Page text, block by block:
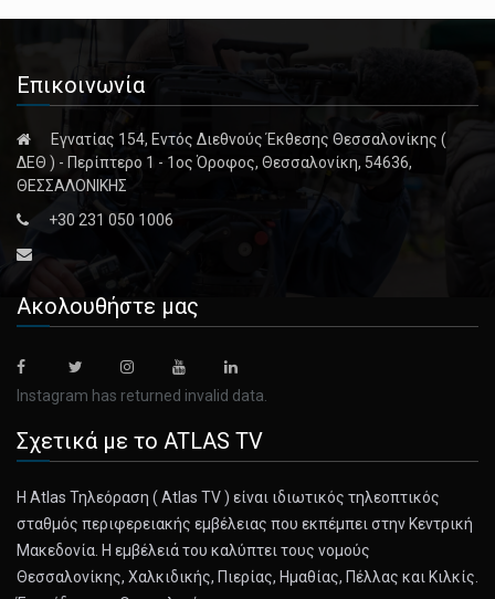
Επικοινωνία
Εγνατίας 154, Εντός Διεθνούς Έκθεσης Θεσσαλονίκης (
ΔΕΘ ) - Περίπτερο 1 - 1ος Όροφος, Θεσσαλονίκη, 54636,
ΘΕΣΣΑΛΟΝΙΚΗΣ
+30 231 050 1006
Ακολουθήστε μας
Instagram has returned invalid data.
Σχετικά με το ATLAS TV
Η Atlas Τηλεόραση ( Atlas TV ) είναι ιδιωτικός τηλεοπτικός
σταθμός περιφερειακής εμβέλειας που εκπέμπει στην Κεντρική
Μακεδονία. Η εμβέλειά του καλύπτει τους νομούς
Θεσσαλονίκης, Χαλκιδικής, Πιερίας, Ημαθίας, Πέλλας και Κιλκίς.